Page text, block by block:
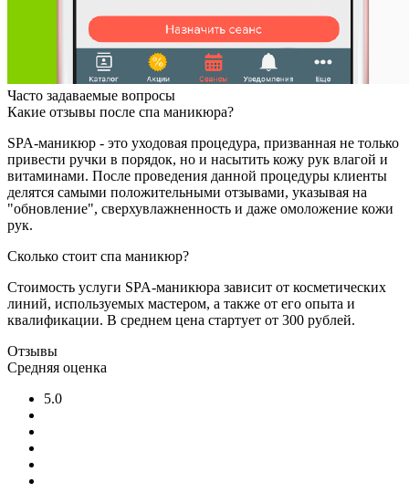
Часто задаваемые вопросы
Какие отзывы после спа маникюра?
SPA-маникюр - это уходовая процедура, призванная не только
привести ручки в порядок, но и насытить кожу рук влагой и
витаминами. После проведения данной процедуры клиенты
делятся самыми положительными отзывами, указывая на
"обновление", сверхувлажненность и даже омоложение кожи
рук.
Сколько стоит спа маникюр?
Стоимость услуги SPA-маникюра зависит от косметических
линий, используемых мастером, а также от его опыта и
квалификации. В среднем цена стартует от 300 рублей.
Отзывы
Средняя оценка
5.0